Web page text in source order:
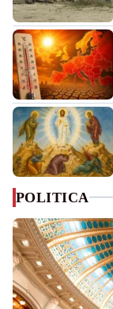
POLITICA